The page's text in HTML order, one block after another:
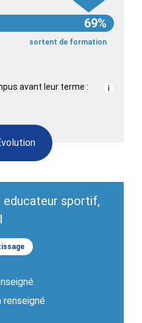
69%
sortent de formation
avant leur terme :
educateur sportif,
renseigné